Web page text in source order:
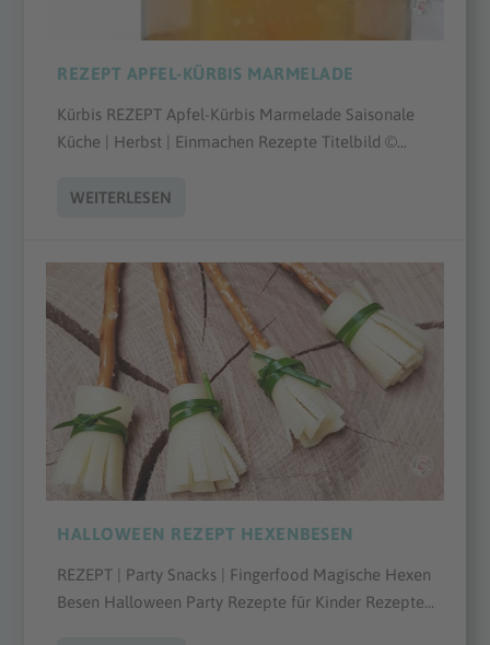
REZEPT APFEL-KÜRBIS MARMELADE
Kürbis REZEPT Apfel-Kürbis Marmelade Saisonale
Küche | Herbst | Einmachen Rezepte Titelbild ©...
WEITERLESEN
HALLOWEEN REZEPT HEXENBESEN
REZEPT | Party Snacks | Fingerfood Magische Hexen
Besen Halloween Party Rezepte für Kinder Rezepte...